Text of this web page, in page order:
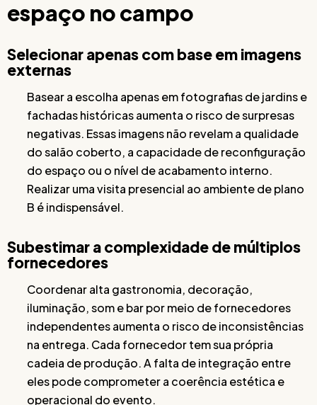
espaço no campo
Selecionar apenas com base em imagens
externas
Basear a escolha apenas em fotografias de jardins e
fachadas históricas aumenta o risco de surpresas
negativas. Essas imagens não revelam a qualidade
do salão coberto, a capacidade de reconfiguração
do espaço ou o nível de acabamento interno.
Realizar uma visita presencial ao ambiente de plano
B é indispensável.
Subestimar a complexidade de múltiplos
fornecedores
Coordenar alta gastronomia, decoração,
iluminação, som e bar por meio de fornecedores
independentes aumenta o risco de inconsistências
na entrega. Cada fornecedor tem sua própria
cadeia de produção. A falta de integração entre
eles pode comprometer a coerência estética e
operacional do evento.